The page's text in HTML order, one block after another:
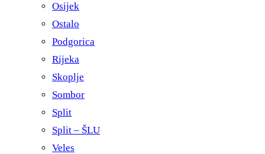
Osijek
Ostalo
Podgorica
Rijeka
Skoplje
Sombor
Split
Split – ŠLU
Veles